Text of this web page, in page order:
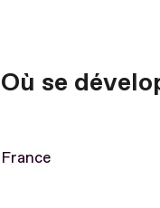
Où se
France